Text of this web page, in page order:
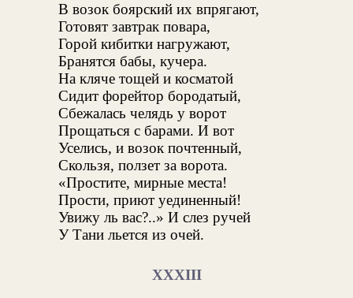
В возок боярский их впрягают,
Готовят завтрак повара,
Горой кибитки нагружают,
Бранятся бабы, кучера.
На кляче тощей и косматой
Сидит форейтор бородатый,
Сбежалась челядь у ворот
Прощаться с барами. И вот
Уселись, и возок почтенный,
Скользя, ползет за ворота.
«Простите, мирные места!
Прости, приют уединенный!
Увижу ль вас?..» И слез ручей
У Тани льется из очей.
XXXIII